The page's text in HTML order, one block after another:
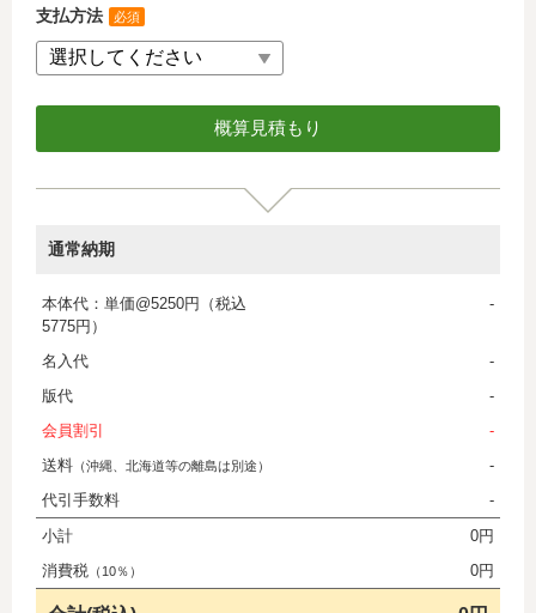
支払方法 必須
通常納期
本体代：単価@5250円（税込
5775円）
-
名入代
-
版代
-
会員割引
-
送料 （沖縄、北海道等の離島は別途）
-
代引手数料
-
小計
0円
消費税 （10％） 0円